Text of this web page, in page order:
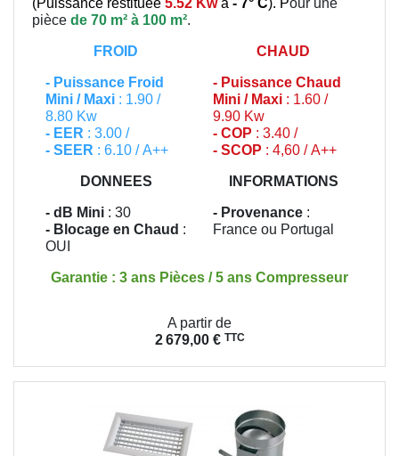
pièce de 70 m² à 100 m².
FROID
- Puissance Froid
Mini / Maxi : 1.90 /
8.80 Kw
- EER : 3.00 /
- SEER : 6.10 / A++
CHAUD
- Puissance Chaud
Mini / Maxi : 1.60 /
9.90 Kw
- COP : 3.40 /
- SCOP : 4,60 / A++
DONNEES
- dB Mini : 30
- Blocage en Chaud :
OUI
INFORMATIONS
- Provenance :
France ou Portugal
Garantie : 3 ans Pièces / 5 ans Compresseur
A partir de
2 679,00 € TTC